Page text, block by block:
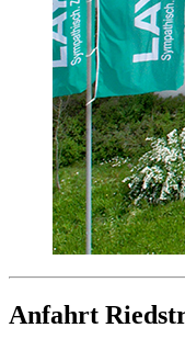
Anfahrt